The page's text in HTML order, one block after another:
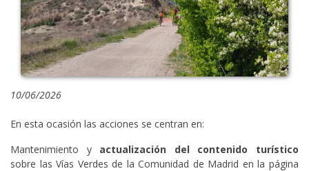
10/06/2026
En esta ocasión las acciones se centran en:
Mantenimiento y actualización del contenido turístico
sobre las Vías Verdes de la Comunidad de Madrid en la página